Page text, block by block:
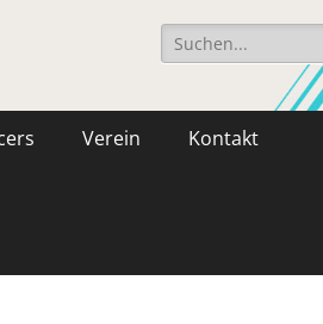
Suche
nach:
Verein Kontakt